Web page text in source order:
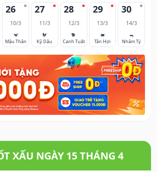
26
10/3
🐒
Mậu Thân
27
11/3
🐓
Kỷ Dậu
28
12/3
🐕
Canh Tuất
29
13/3
🐖
Tân Hợi
30
14/3
🐀
Nhâm Tý
XẤU NGÀY 15 THÁNG 4